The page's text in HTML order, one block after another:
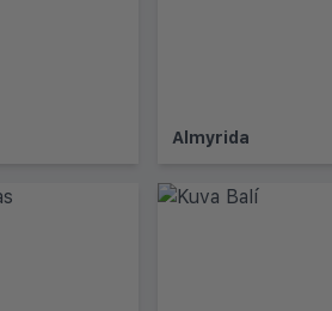
Almyrida